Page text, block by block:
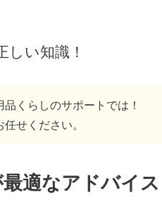
しい知識！
品くらしのサポートでは！
せください。
適なアドバイス